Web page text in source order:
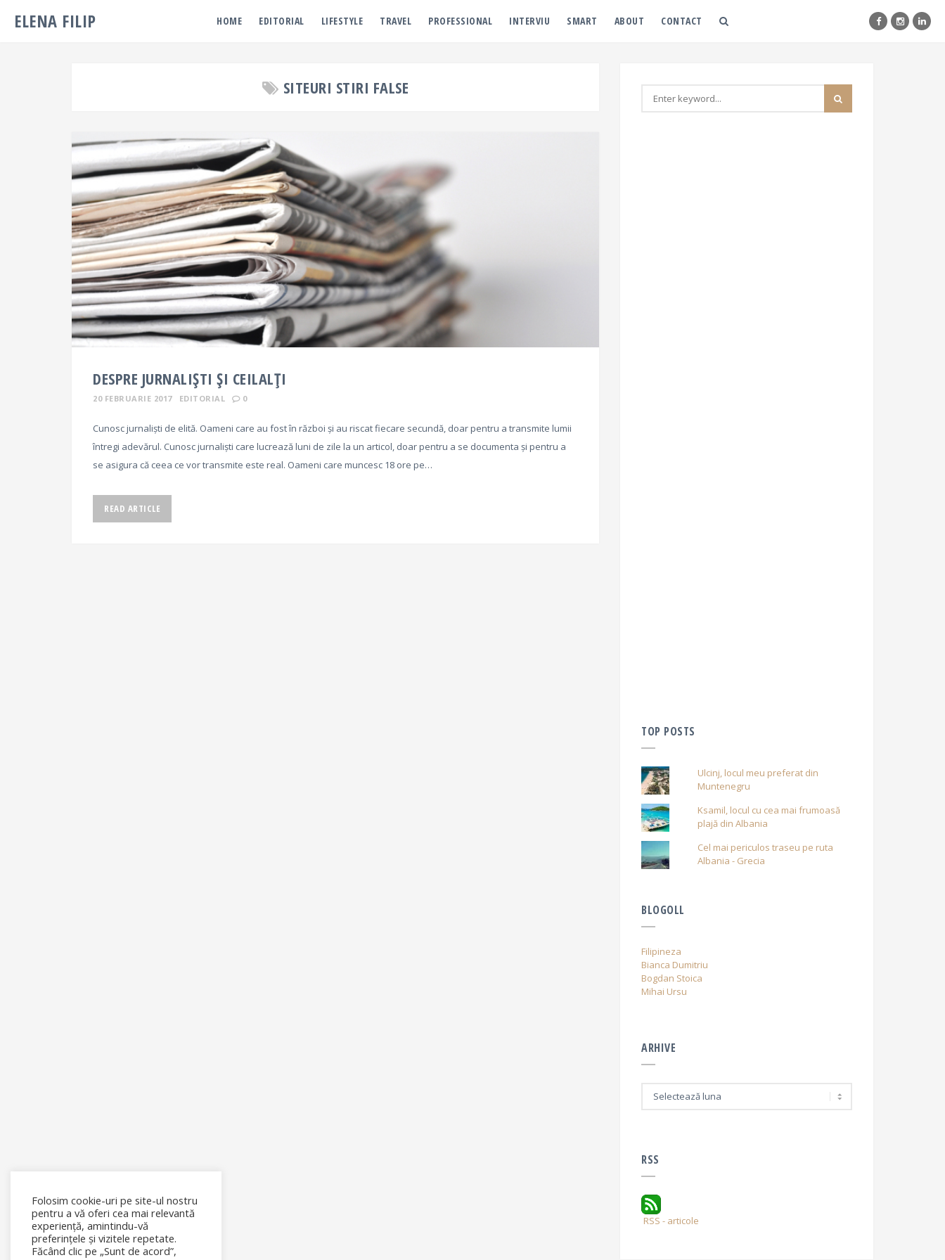
ELENA FILIP HOME EDITORIAL LIFESTYLE TRAVEL PROFESSIONAL INTERVIU SMART ABOUT CONTACT
SITEURI STIRI FALSE
DESPRE JURNALIȘTI ȘI CEILALȚI
20 FEBRUARIE 2017 EDITORIAL 0
Cunosc jurnaliști de elită. Oameni care au fost în război și au riscat fiecare secundă, doar pentru a transmite lumii
întregi adevărul. Cunosc jurnaliști care lucrează luni de zile la un articol, doar pentru a se documenta și pentru a
se asigura că ceea ce vor transmite este real. Oameni care muncesc 18 ore pe…
READ ARTICLE
TOP POSTS
Ulcinj, locul meu preferat din
Muntenegru
Ksamil, locul cu cea mai frumoasă
plajă din Albania
Cel mai periculos traseu pe ruta
Albania - Grecia
BLOGOLL
Filipineza
Bianca Dumitriu
Bogdan Stoica
Mihai Ursu
ARHIVE
RSS
RSS - articole
Folosim cookie-uri pe site-ul nostru
pentru a vă oferi cea mai relevantă
experiență, amintindu-vă
preferințele și vizitele repetate.
Făcând clic pe „Sunt de acord”,